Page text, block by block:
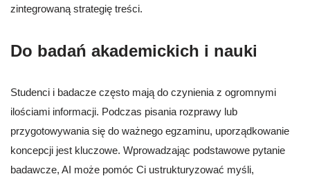
zintegrowaną strategię treści.
Do badań akademickich i nauki
Studenci i badacze często mają do czynienia z ogromnymi
ilościami informacji. Podczas pisania rozprawy lub
przygotowywania się do ważnego egzaminu, uporządkowanie
koncepcji jest kluczowe. Wprowadzając podstawowe pytanie
badawcze, AI może pomóc Ci ustrukturyzować myśli,